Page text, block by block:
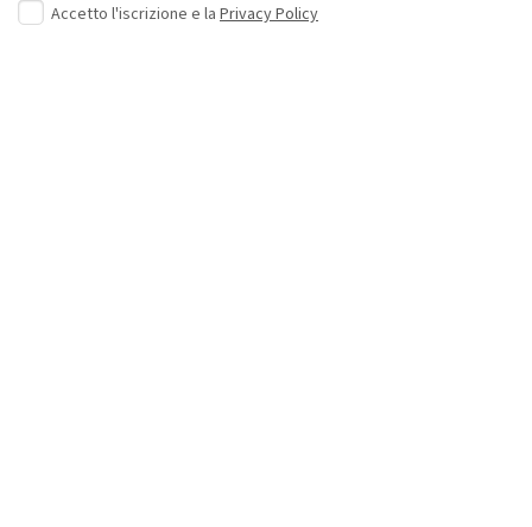
Accetto l'iscrizione e la Privacy Policy